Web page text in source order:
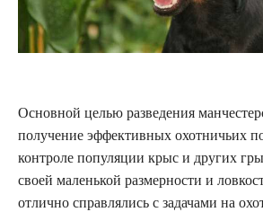
Основной целью разведения
получение эффективных охотничьих
контроле популяции крыс и других
своей маленькой размерности и
отлично справлялись с задачами на